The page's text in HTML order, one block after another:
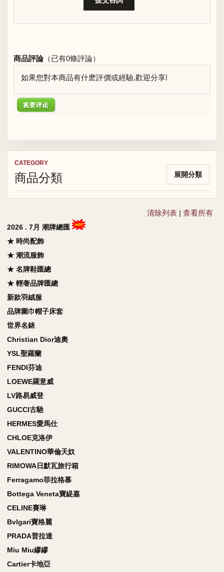
CATEGORY
商品分類 展開分類
清除列表 | 查看所有
2026 . 7月 潮牌總匯
★ 時尚配飾
★ 潮流服飾
★ 名牌鞋匯總
★ 輕奢品牌匯總
新款羽絨服
品牌圍巾帽子床套
世界名錶
Christian Dior迪奧
YSL聖羅蘭
FENDI芬迪
LOEWE羅意威
LV路易威登
GUCCI古馳
HERMES愛馬仕
CHLOE克洛伊
VALENTINO華倫天奴
RIMOWA日默瓦旅行箱
Ferragamo菲拉格慕
Bottega Veneta寶緹嘉
CELINE賽琳
Bvlgari寶格麗
PRADA普拉達
Miu Miu繆繆
Cartier卡地亞
商品評論（已有0條評論）
如果您對本商品有什麽評價或經驗,歡迎分享!